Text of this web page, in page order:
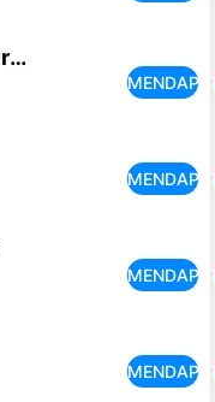
Camera ZOOM FX Premium